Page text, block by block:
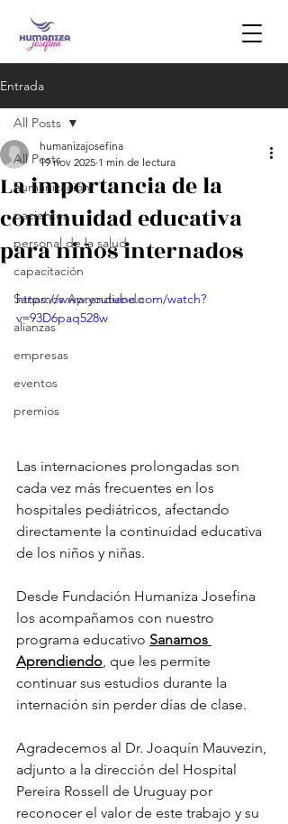
Entrada
All Posts
humanización
pacientes
personal de la salud
capacitación
Sanamos Aprendiendo
alianzas
empresas
eventos
premios
All Posts
La importancia de la
continuidad educativa
para niños internados
humanizajosefina
19 nov 2025 1 min de lectura
https://www.youtube.com/watch?
v=93D6paq528w
Las internaciones prolongadas son
cada vez más frecuentes en los
hospitales pediátricos, afectando
directamente la continuidad educativa
de los niños y niñas.
Desde Fundación Humaniza Josefina
los acompañamos con nuestro
programa educativo Sanamos
Aprendiendo , que les permite
continuar sus estudios durante la
internación sin perder días de clase.
Agradecemos al Dr. Joaquín Mauvezin,
adjunto a la dirección del Hospital
Pereira Rossell de Uruguay por
reconocer el valor de este trabajo y su